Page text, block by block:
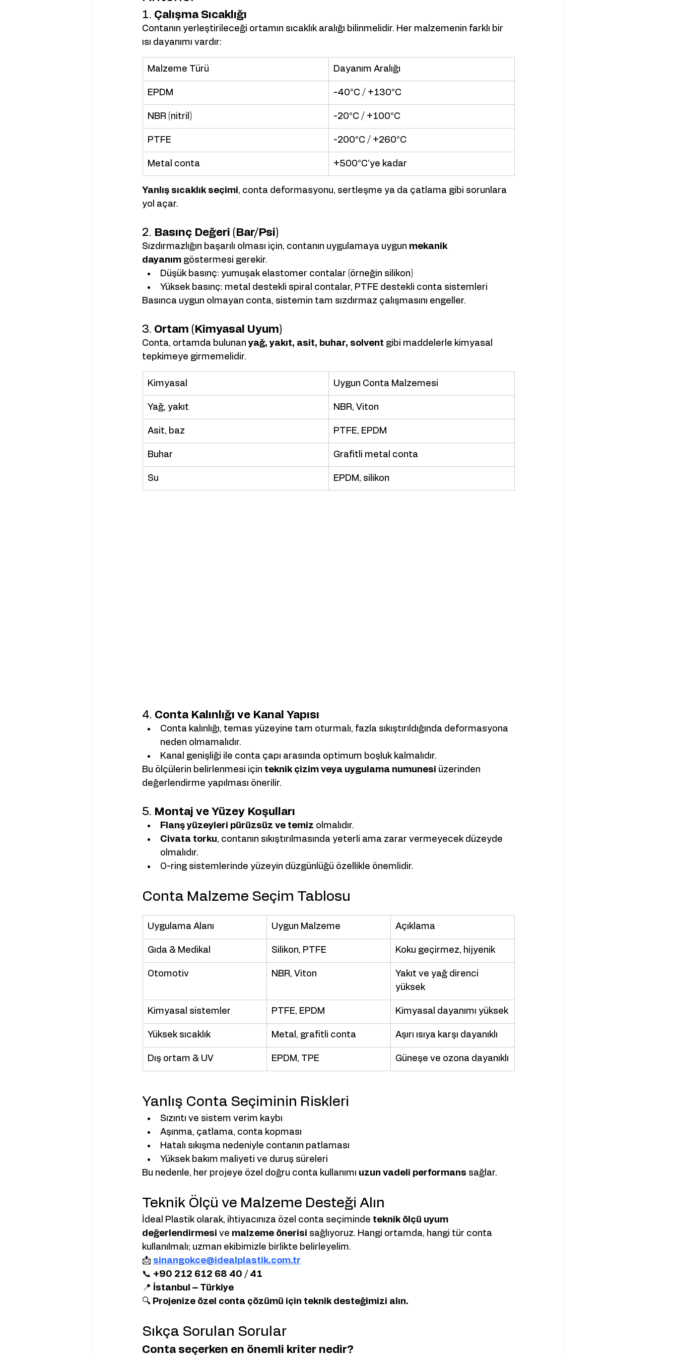
1. Çalışma Sıcaklığı
Contanın yerleştirileceği ortamın sıcaklık aralığı bilinmelidir. Her malzemenin farklı bir
ısı dayanımı vardır:
Malzeme Türü Dayanım Aralığı
EPDM -40°C / +130°C
NBR (nitril) -20°C / +100°C
PTFE -200°C / +260°C
Metal conta +500°C’ye kadar
Yanlış sıcaklık seçimi, conta deformasyonu, sertleşme ya da çatlama gibi sorunlara
yol açar.
2. Basınç Değeri (Bar/Psi)
Sızdırmazlığın başarılı olması için, contanın uygulamaya uygun mekanik
dayanım göstermesi gerekir.
Düşük basınç: yumuşak elastomer contalar (örneğin silikon)
Yüksek basınç: metal destekli spiral contalar, PTFE destekli conta sistemleri
Basınca uygun olmayan conta, sistemin tam sızdırmaz çalışmasını engeller.
3. Ortam (Kimyasal Uyum)
Conta, ortamda bulunan yağ, yakıt, asit, buhar, solvent gibi maddelerle kimyasal
tepkimeye girmemelidir.
Kimyasal Uygun Conta Malzemesi
Yağ, yakıt NBR, Viton
Asit, baz PTFE, EPDM
Buhar Grafitli metal conta
Su EPDM, silikon
4. Conta Kalınlığı ve Kanal Yapısı
Conta kalınlığı, temas yüzeyine tam oturmalı, fazla sıkıştırıldığında deformasyona
neden olmamalıdır.
Kanal genişliği ile conta çapı arasında optimum boşluk kalmalıdır.
Bu ölçülerin belirlenmesi için teknik çizim veya uygulama numunesi üzerinden
değerlendirme yapılması önerilir.
5. Montaj ve Yüzey Koşulları
Flanş yüzeyleri pürüzsüz ve temiz olmalıdır.
Civata torku, contanın sıkıştırılmasında yeterli ama zarar vermeyecek düzeyde
olmalıdır.
O-ring sistemlerinde yüzeyin düzgünlüğü özellikle önemlidir.
Conta Malzeme Seçim Tablosu
Uygulama Alanı Uygun Malzeme Açıklama
Gıda & Medikal Silikon, PTFE Koku geçirmez, hijyenik
Otomotiv NBR, Viton
Yakıt ve yağ direnci
yüksek
Kimyasal sistemler PTFE, EPDM Kimyasal dayanımı yüksek
Yüksek sıcaklık Metal, grafitli conta Aşırı ısıya karşı dayanıklı
Dış ortam & UV EPDM, TPE Güneşe ve ozona dayanıklı
Yanlış Conta Seçiminin Riskleri
Sızıntı ve sistem verim kaybı
Aşınma, çatlama, conta kopması
Hatalı sıkışma nedeniyle contanın patlaması
Yüksek bakım maliyeti ve duruş süreleri
Bu nedenle, her projeye özel doğru conta kullanımı uzun vadeli performans sağlar.
Teknik Ölçü ve Malzeme Desteği Alın
İdeal Plastik olarak, ihtiyacınıza özel conta seçiminde teknik ölçü uyum
değerlendirmesi ve malzeme önerisi sağlıyoruz. Hangi ortamda, hangi tür conta
kullanılmalı; uzman ekibimizle birlikte belirleyelim.
📩 sinangokce@idealplastik.com.tr
📞 +90 212 612 68 40 / 41
📍
İstanbul – Türkiye
🔍 Projenize özel conta çözümü için teknik desteğimizi alın.
Sıkça Sorulan Sorular
Conta seçerken en önemli kriter nedir?